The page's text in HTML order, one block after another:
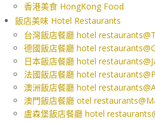
香港美食 HongKong Food
飯店美味 Hotel Restaurants
台灣飯店餐廳 hotel
德國飯店餐廳 hotel
日本飯店餐廳 hotel
法國飯店餐廳 hotel
澳洲飯店餐廳 hotel
澳門飯店餐廳 otel
盧森堡飯店餐廳 hotel